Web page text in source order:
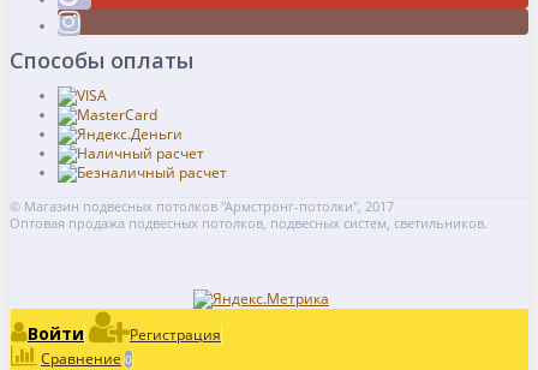
Способы оплаты
© Магазин подвесных потолков "Армстронг-потолки", 2017
Оптовая продажа подвесных потолков, подвесных систем, светильников.
Войти
Регистрация
Сравнение 0